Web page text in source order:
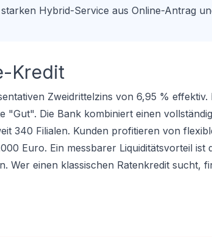
Hybrid-Service aus Online-Antrag
Kredit
Zweidrittelzins von 6,95 % effektiv.
Die Bank kombiniert einen
340 Filialen. Kunden profitieren von
Euro. Ein messbarer Liquiditätsvorteil ist
Wer einen klassischen Ratenkredit sucht,